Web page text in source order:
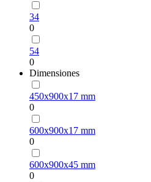
34
0
54
0
Dimensiones
450х900х17 mm
0
600х900х17 mm
0
600х900х45 mm
0